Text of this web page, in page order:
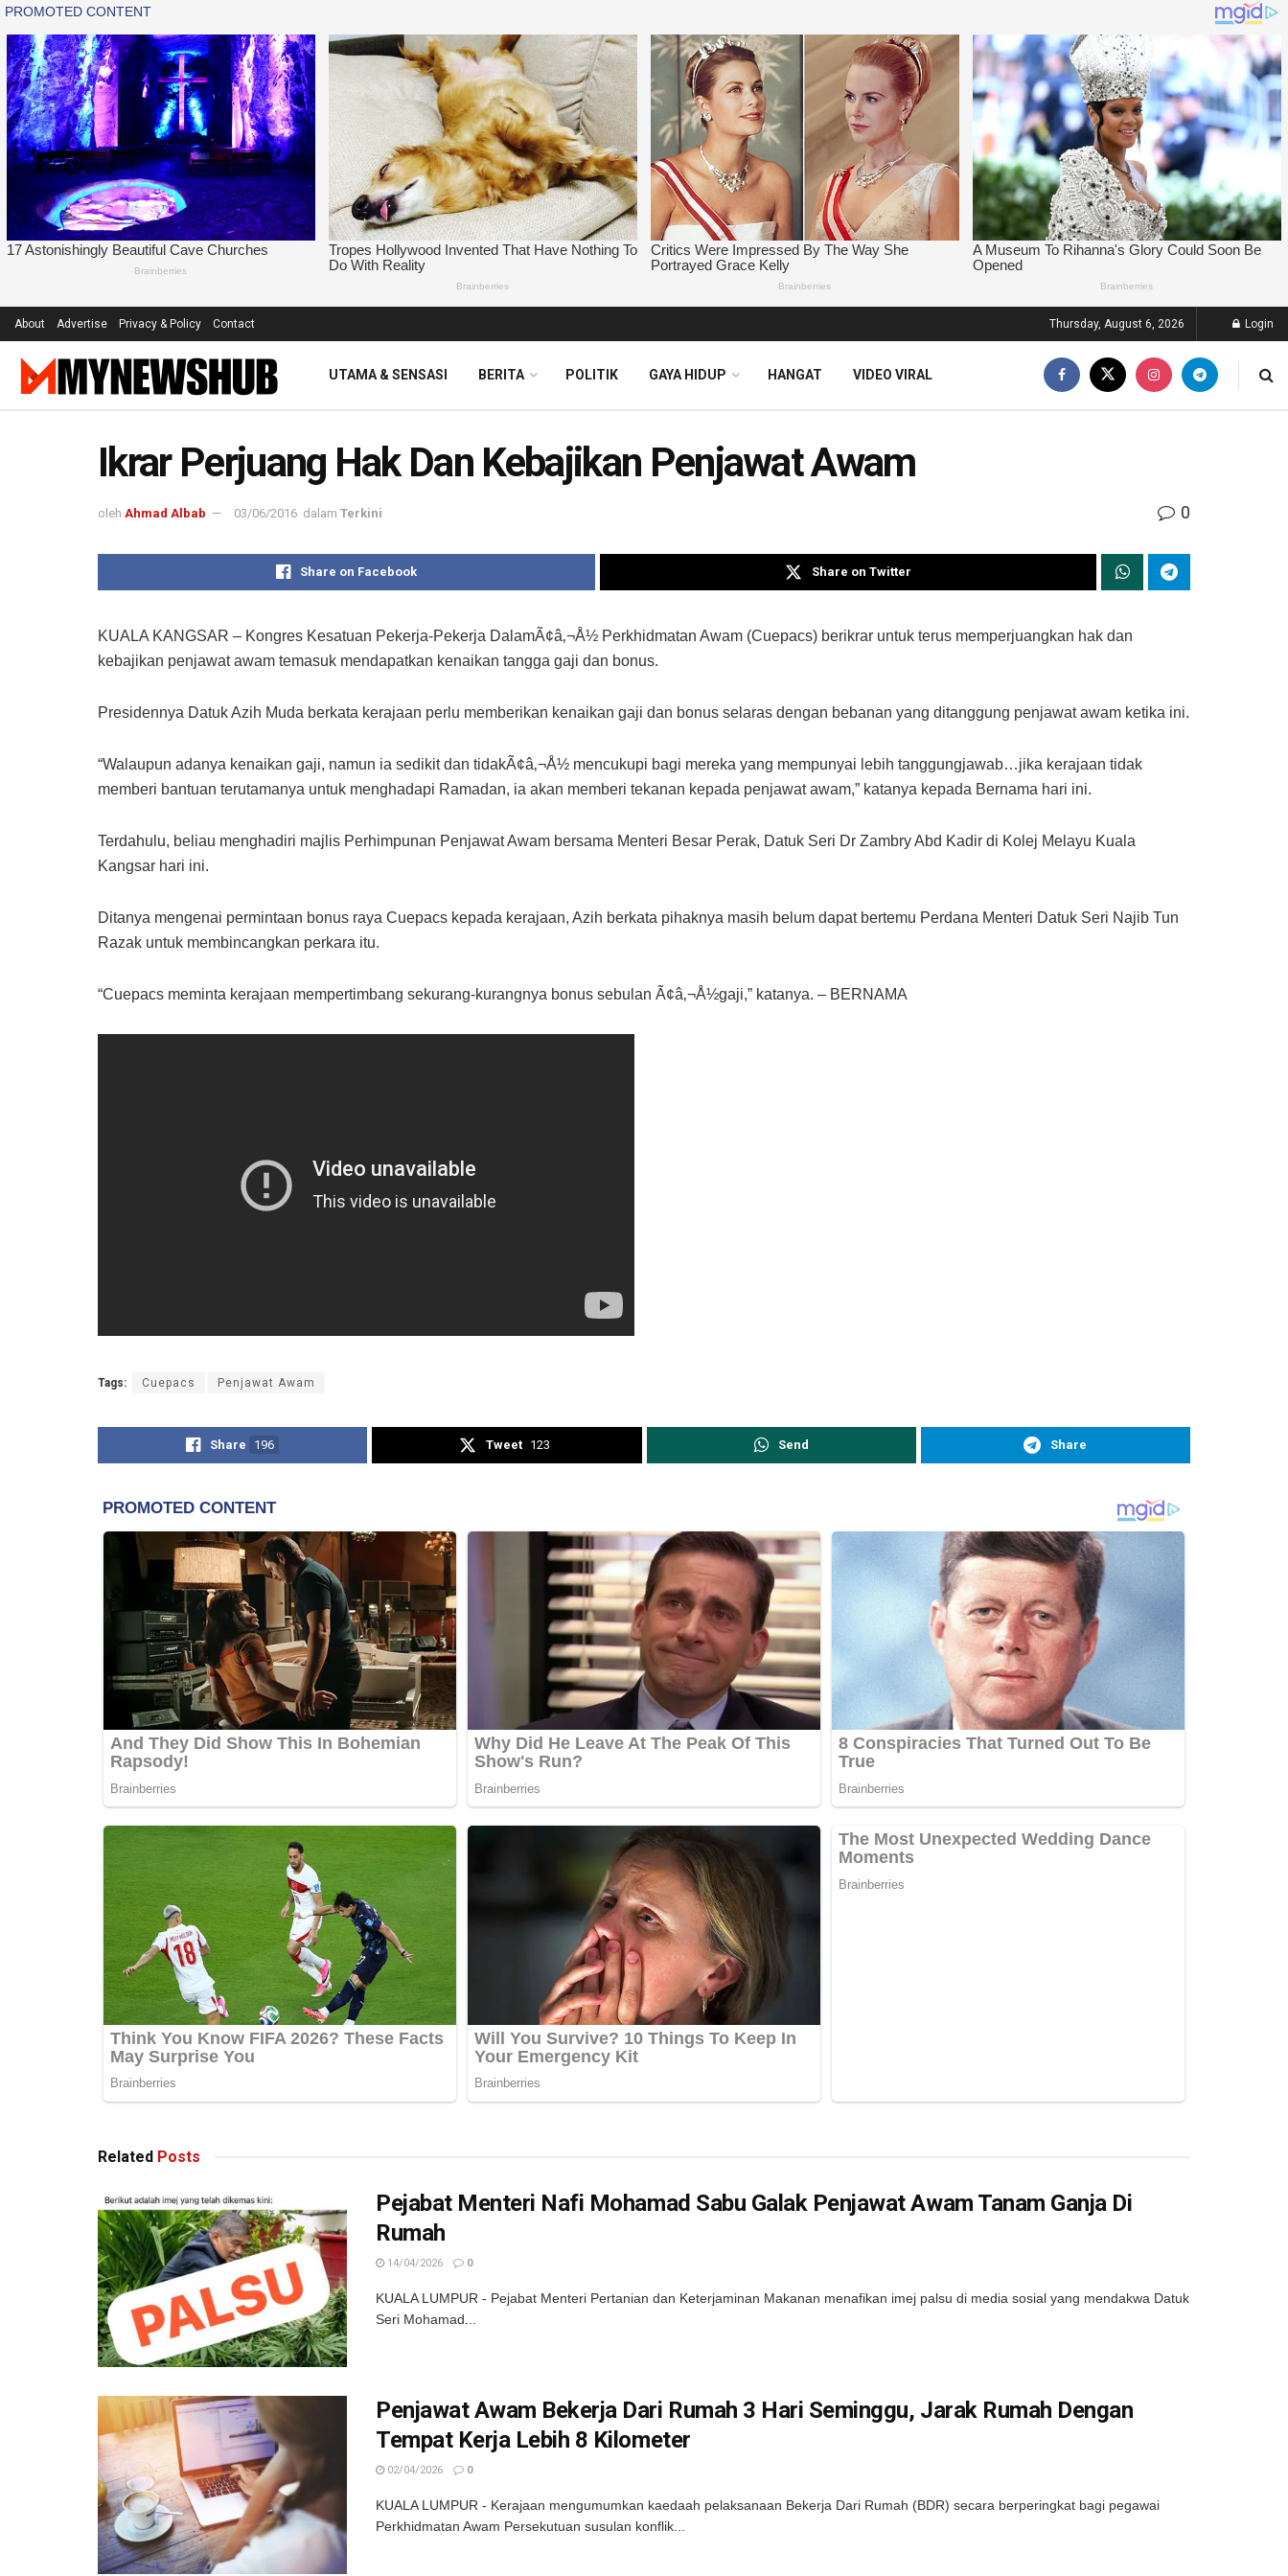
About Advertise Privacy & Policy Contact Thursday, August 6, 2026 Login
UTAMA & SENSASI BERITA POLITIK GAYA HIDUP HANGAT VIDEO VIRAL
Ikrar Perjuang Hak Dan Kebajikan Penjawat Awam
oleh Ahmad Albab 03/06/2016 dalam Terkini 0
Share on Facebook Share on Twitter
KUALA KANGSAR – Kongres Kesatuan Pekerja-Pekerja DalamÃ¢â‚¬Å½ Perkhidmatan Awam (Cuepacs) berikrar untuk terus memperjuangkan hak dan
kebajikan penjawat awam temasuk mendapatkan kenaikan tangga gaji dan bonus.
Presidennya Datuk Azih Muda berkata kerajaan perlu memberikan kenaikan gaji dan bonus selaras dengan bebanan yang ditanggung penjawat awam ketika ini.
“Walaupun adanya kenaikan gaji, namun ia sedikit dan tidakÃ¢â‚¬Å½ mencukupi bagi mereka yang mempunyai lebih tanggungjawab…jika kerajaan tidak
memberi bantuan terutamanya untuk menghadapi Ramadan, ia akan memberi tekanan kepada penjawat awam,” katanya kepada Bernama hari ini.
Terdahulu, beliau menghadiri majlis Perhimpunan Penjawat Awam bersama Menteri Besar Perak, Datuk Seri Dr Zambry Abd Kadir di Kolej Melayu Kuala
Kangsar hari ini.
Ditanya mengenai permintaan bonus raya Cuepacs kepada kerajaan, Azih berkata pihaknya masih belum dapat bertemu Perdana Menteri Datuk Seri Najib Tun
Razak untuk membincangkan perkara itu.
“Cuepacs meminta kerajaan mempertimbang sekurang-kurangnya bonus sebulan Ã¢â‚¬Å½gaji,” katanya. – BERNAMA
Tags: Cuepacs Penjawat Awam
Share 196 Tweet 123 Send Share
Related Posts
Pejabat Menteri Nafi Mohamad Sabu Galak Penjawat Awam Tanam Ganja Di
Rumah
14/04/2026 0
KUALA LUMPUR - Pejabat Menteri Pertanian dan Keterjaminan Makanan menafikan imej palsu di media sosial yang mendakwa Datuk
Seri Mohamad...
Penjawat Awam Bekerja Dari Rumah 3 Hari Seminggu, Jarak Rumah Dengan
Tempat Kerja Lebih 8 Kilometer
02/04/2026 0
KUALA LUMPUR - Kerajaan mengumumkan kaedaah pelaksanaan Bekerja Dari Rumah (BDR) secara berperingkat bagi pegawai
Perkhidmatan Awam Persekutuan susulan konflik...